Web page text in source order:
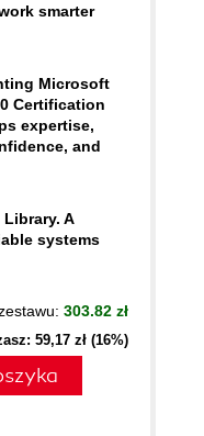
smarter
Microsoft
Certification
expertise,
and
A
systems
303.82 zł
59,17 zł (16%)